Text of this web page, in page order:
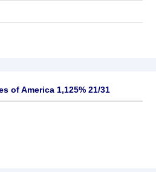
of America 1,125% 21/31